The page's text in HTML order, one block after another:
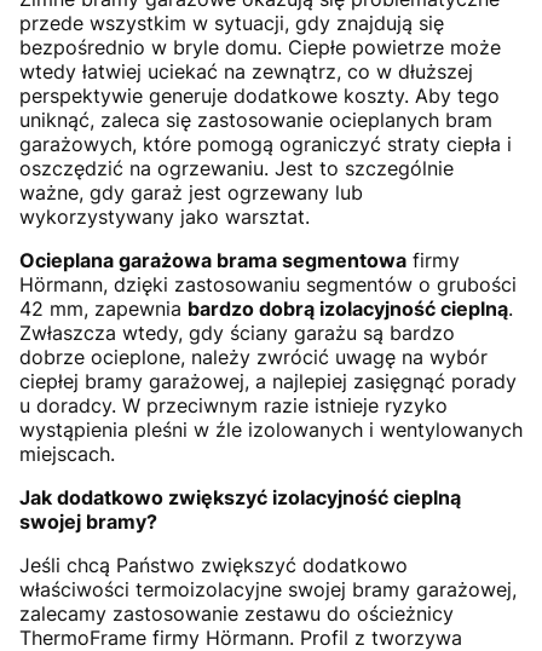
przede wszystkim w sytuacji, gdy znajdują się
bezpośrednio w bryle domu. Ciepłe powietrze może
wtedy łatwiej uciekać na zewnątrz, co w dłuższej
perspektywie generuje dodatkowe koszty. Aby tego
uniknąć, zaleca się zastosowanie ocieplanych bram
garażowych, które pomogą ograniczyć straty ciepła i
oszczędzić na ogrzewaniu. Jest to szczególnie
ważne, gdy garaż jest ogrzewany lub
wykorzystywany jako warsztat.
Ocieplana garażowa brama segmentowa firmy
Hörmann, dzięki zastosowaniu segmentów o grubości
42 mm, zapewnia bardzo dobrą izolacyjność cieplną.
Zwłaszcza wtedy, gdy ściany garażu są bardzo
dobrze ocieplone, należy zwrócić uwagę na wybór
ciepłej bramy garażowej, a najlepiej zasięgnąć porady
u doradcy. W przeciwnym razie istnieje ryzyko
wystąpienia pleśni w źle izolowanych i wentylowanych
miejscach.
Jak dodatkowo zwiększyć izolacyjność cieplną
swojej bramy?
Jeśli chcą Państwo zwiększyć dodatkowo
właściwości termoizolacyjne swojej bramy garażowej,
zalecamy zastosowanie zestawu do ościeżnicy
ThermoFrame firmy Hörmann. Profil z tworzywa